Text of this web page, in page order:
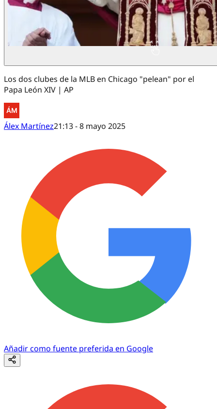
Los dos clubes de la MLB en Chicago "pelean" por el
Papa León XIV | AP
Álex Martínez21:13 - 8 mayo 2025
Añadir como fuente preferida en Google